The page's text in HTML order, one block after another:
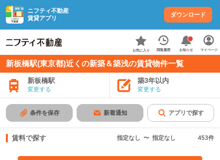
ニフティ不動産
賃貸アプリ
ダウンロード
お気に入り 閲覧履歴 お知らせ マイページ
新板橋駅(東京都)近くの新築＆築浅の賃貸物件一覧
新板橋駅
変更する
築3年以内
変更する
条件を保存 新着通知 アプリで探す
賃料で探す 指定なし 〜 指定なし 453件